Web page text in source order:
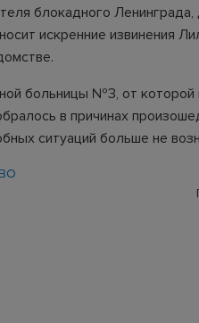
блокадного Ленинграда,
искренние извинения
больницы №3, от которой
в причинах
ситуаций больше не